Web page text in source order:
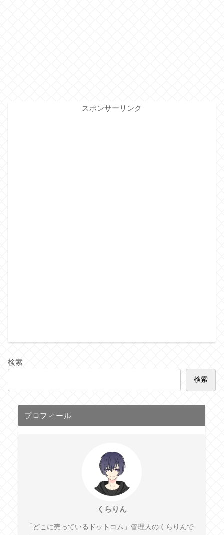
スポンサーリンク
検索
検索
プロフィール
くらりん
「どこに売っているドットコム」管理人のくらりんで